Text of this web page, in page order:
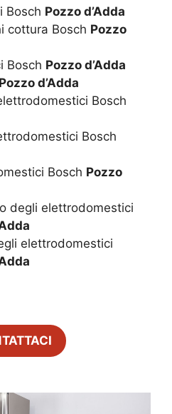
Bosch Pozzo d’Adda
cottura Bosch Pozzo
Bosch Pozzo d’Adda
Pozzo d’Adda
Bosch
Bosch
Bosch Pozzo
degli elettrodomestici
elettrodomestici